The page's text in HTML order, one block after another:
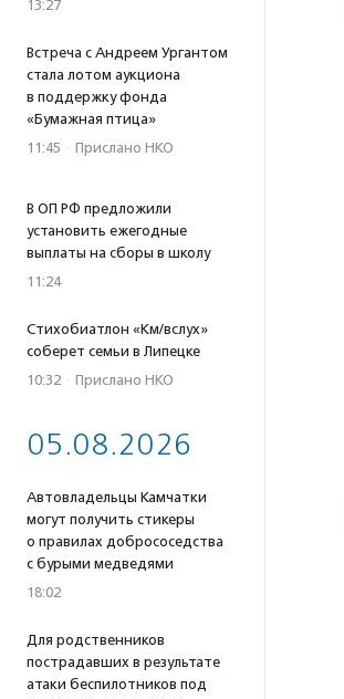
13:27
Встреча с Андреем Ургантом
стала лотом аукциона
в поддержку фонда
«Бумажная птица»
11:45 · Прислано НКО
В ОП РФ предложили
установить ежегодные
выплаты на сборы в школу
11:24
Стихобиатлон «Км/вслух»
соберет семьи в Липецке
10:32 · Прислано НКО
05.08.2026
Автовладельцы Камчатки
могут получить стикеры
о правилах добрососедства
с бурыми медведями
18:02
Для родственников
пострадавших в результате
атаки беспилотников под